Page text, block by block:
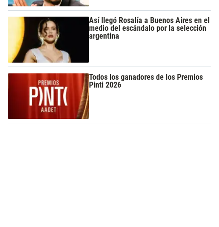
Así llegó Rosalía a Buenos Aires en el
medio del escándalo por la selección
argentina
Todos los ganadores de los Premios
Pinti 2026